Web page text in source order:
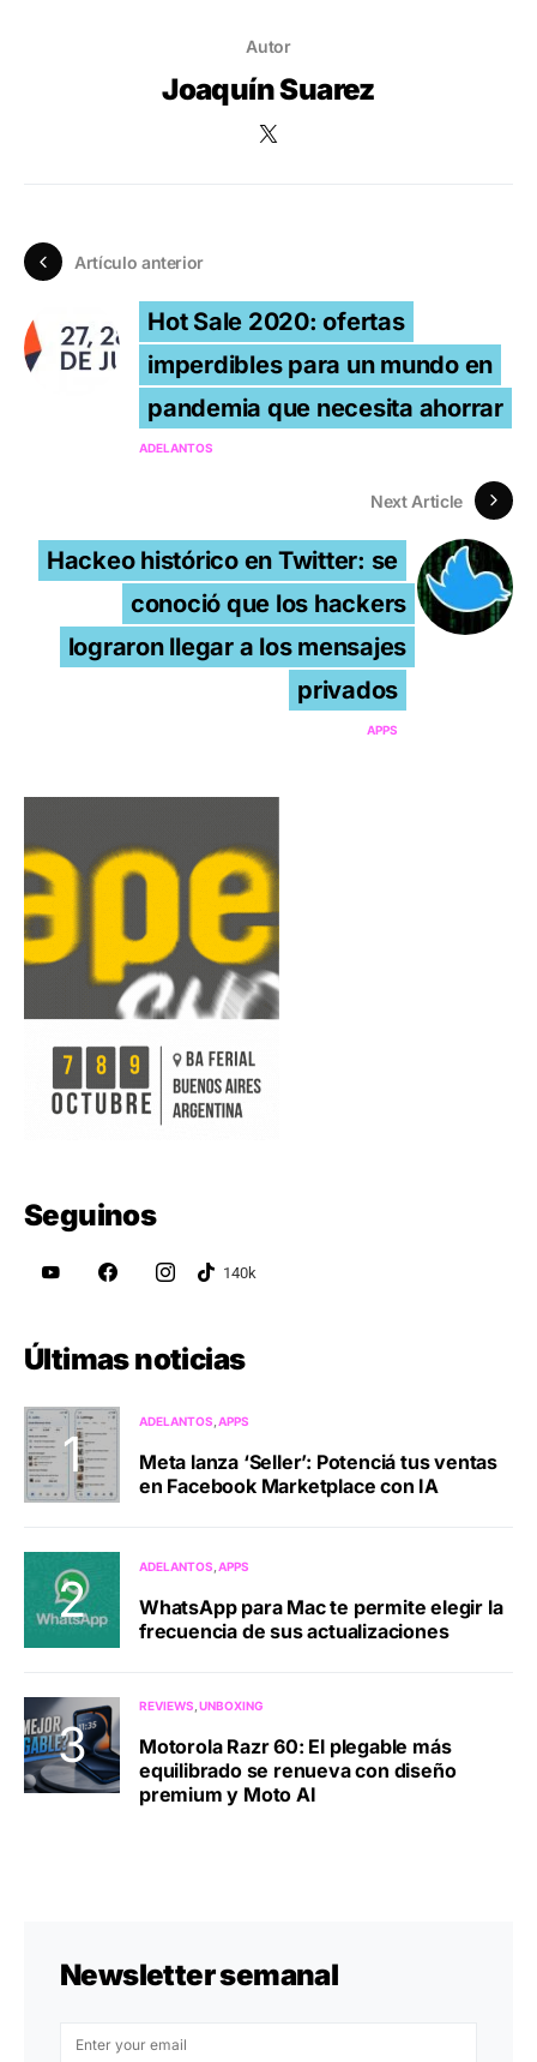
Autor
Joaquín Suarez
Artículo anterior
Hot Sale 2020: ofertas
imperdibles para un mundo en
pandemia que necesita ahorrar
ADELANTOS
Next Article
Hackeo histórico en Twitter: se
conoció que los hackers
lograron llegar a los mensajes
privados
APPS
Seguinos
Últimas noticias
ADELANTOS APPS
Meta lanza ‘Seller’: Potenciá tus ventas
en Facebook Marketplace con IA
ADELANTOS APPS
WhatsApp para Mac te permite elegir la
frecuencia de sus actualizaciones
REVIEWS UNBOXING
Motorola Razr 60: El plegable más
equilibrado se renueva con diseño
premium y Moto AI
Newsletter semanal